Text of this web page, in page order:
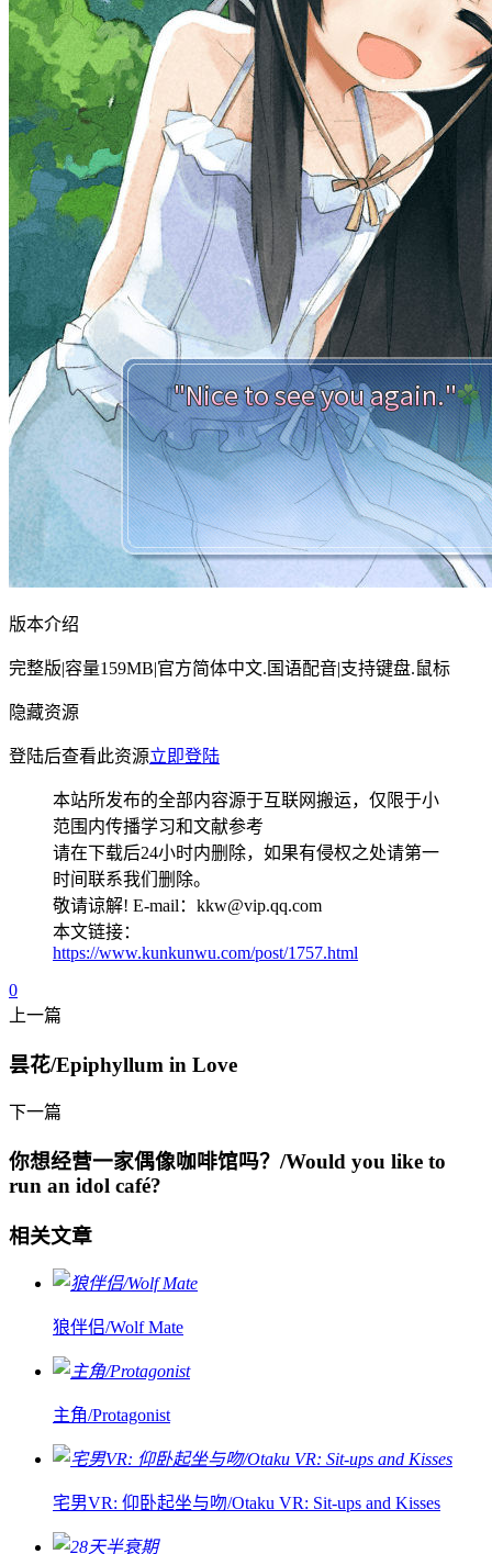
版本介绍
完整版|容量159MB|官方简体中文.国语配音|支持键盘.鼠标
隐藏资源
登陆后查看此资源立即登陆
本站所发布的全部内容源于互联网搬运，仅限于小
范围内传播学习和文献参考
请在下载后24小时内删除，如果有侵权之处请第一
时间联系我们删除。
敬请谅解! E-mail：kkw@vip.qq.com
本文链接：
https://www.kunkunwu.com/post/1757.html
0
上一篇
昙花/Epiphyllum in Love
下一篇
你想经营一家偶像咖啡馆吗？/Would you like to
run an idol café?
相关文章
狼伴侣/Wolf Mate
主角/Protagonist
宅男VR: 仰卧起坐与吻/Otaku VR: Sit-ups and Kisses